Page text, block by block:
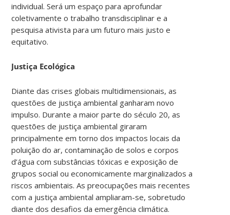
individual. Será um espaço para aprofundar
coletivamente o trabalho transdisciplinar e a
pesquisa ativista para um futuro mais justo e
equitativo.
Justiça Ecológica
Diante das crises globais multidimensionais, as
questões de justiça ambiental ganharam novo
impulso. Durante a maior parte do século 20, as
questões de justiça ambiental giraram
principalmente em torno dos impactos locais da
poluição do ar, contaminação de solos e corpos
d’água com substâncias tóxicas e exposição de
grupos social ou economicamente marginalizados a
riscos ambientais. As preocupações mais recentes
com a justiça ambiental ampliaram-se, sobretudo
diante dos desafios da emergência climática.